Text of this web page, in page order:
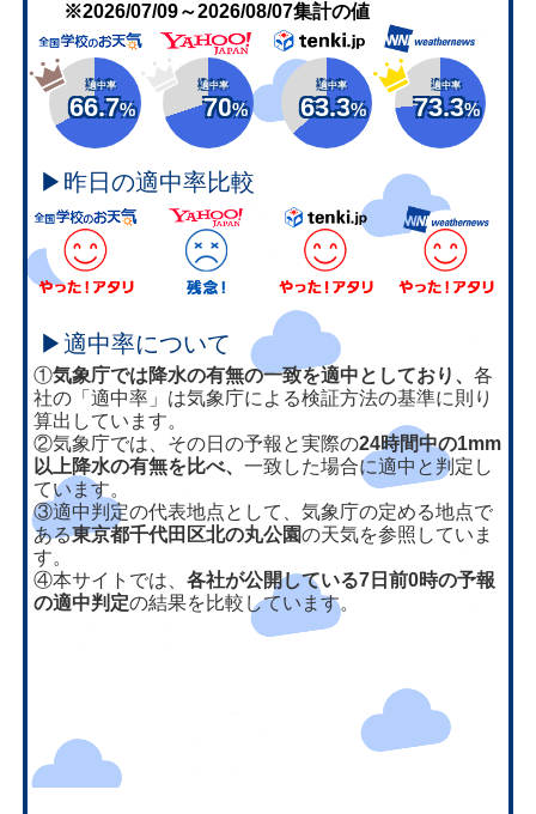
※2026/07/09～2026/08/07集計の値
適中率
66.7%
適中率
70%
適中率
63.3%
適中率
73.3%
▶昨日の適中率比較
▶適中率について
①気象庁では降水の有無の一致を適中としており、各
社の「適中率」は気象庁による検証方法の基準に則り
算出しています。
②気象庁では、その日の予報と実際の24時間中の1mm
以上降水の有無を比べ、一致した場合に適中と判定し
ています。
③適中判定の代表地点として、気象庁の定める地点で
ある東京都千代田区北の丸公園の天気を参照していま
す。
④本サイトでは、各社が公開している7日前0時の予報
の適中判定の結果を比較しています。